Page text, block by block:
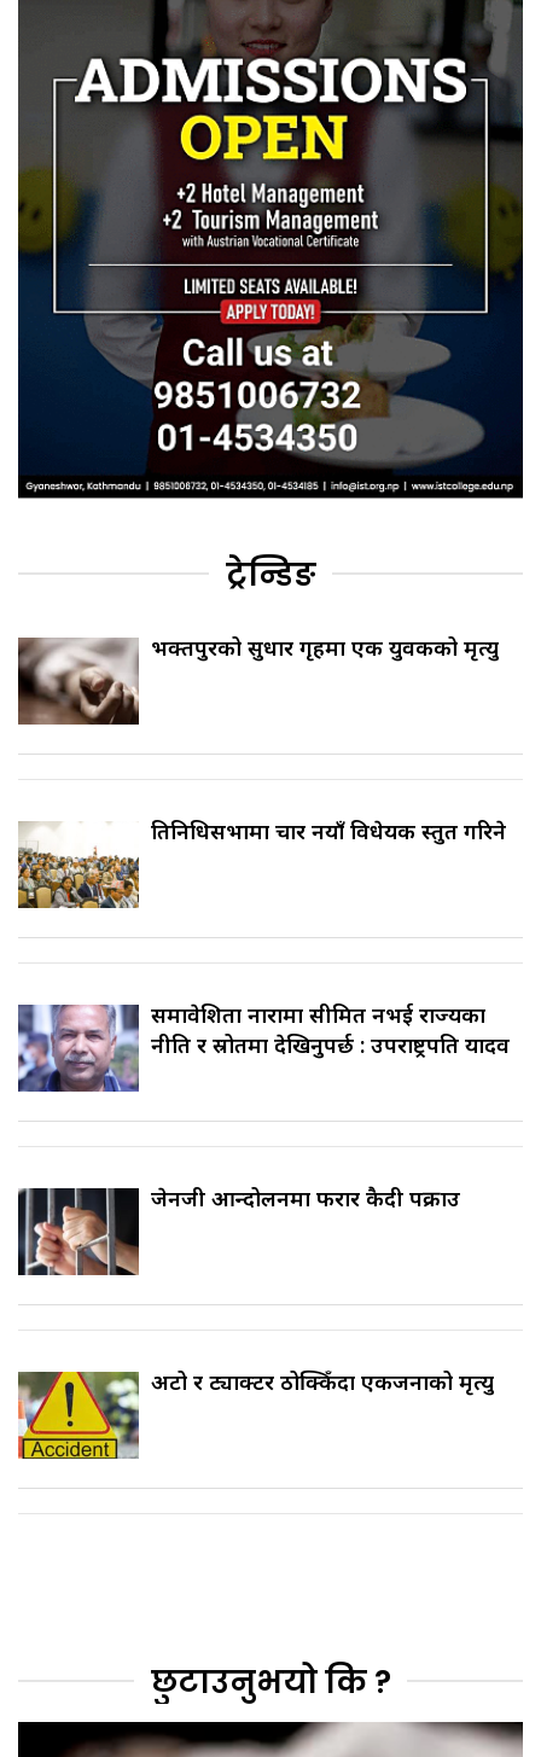
ट्रेन्डिङ
भक्तपुरको सुधार गृहमा एक युवकको मृत्यु
प्रतिनिधिसभामा चार नयाँ विधेयक प्रस्तुत गरिने
समावेशिता नारामा सीमित नभई राज्यका
नीति र स्रोतमा देखिनुपर्छ : उपराष्ट्रपति यादव
जेनजी आन्दोलनमा फरार कैदी पक्राउ
अटो र ट्याक्टर ठोक्किँदा एकजनाको मृत्यु
छुटाउनुभयो कि ?